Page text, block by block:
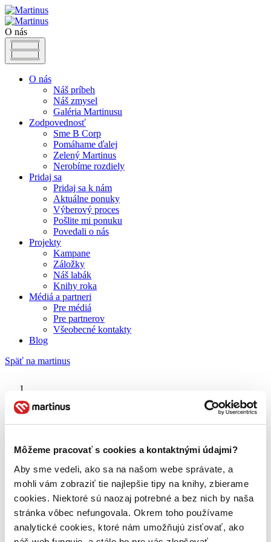
Môžeme pracovať s cookies a kontaktnými údajmi?
Aby sme vedeli, ako sa na našom webe správate, a
mohli vám zobraziť tie najlepšie tipy na knihy, zbierame
cookies. Niektoré sú naozaj potrebné a bez nich by naša
stránka vôbec nefungovala. Okrem toho používame
analytické cookies, ktoré nám umožňujú zisťovať, ako
O nás
O nás
Náš príbeh
Náš zmysel
Galéria Martinusu
Zodpovednosť
Sme B Corp
Pomáhame ďalej
Zelený Martinus
Nerobíme rozdiely
Pridaj sa
Pridaj sa k nám
Aktuálne ponuky
Výberový proces
Pošlite mi ponuku
Povedali o nás
Projekty
Kampane
Záložky
Náš labák
Knihy roka
Médiá a partneri
Pre médiá
Pre partnerov
Všeobecné kontakty
Blog
Späť na martinus
Zem bez zákona
O nás
Náš príbeh
Galéria Martinusu
Zodpovednosť
Sme B Corp